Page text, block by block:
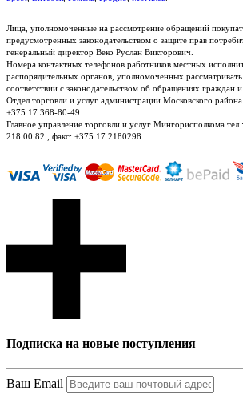
Лица, уполномоченные на рассмотрение обращений
предусмотренных законодательством о защите прав
генеральный директор Веко Руслан Викторович.
Номера контактных телефонов работников местных
распорядительных органов, уполномоченных
соответствии с законодательством об обращениях граждан
Отдел торговли и услуг администрации Московского
+375 17 368-80-49
Главное управление торговли и услуг Мингорисполкома
218 00 82 , факс: +375 17 2180298
Подписка на новые поступления
Ваш Email